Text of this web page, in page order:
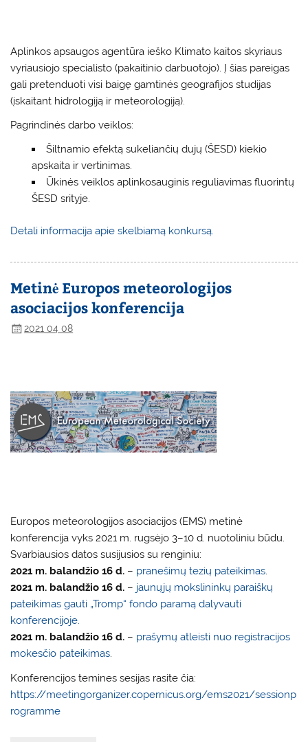
Aplinkos apsaugos agentūra ieško Klimato kaitos skyriaus
vyriausiojo specialisto (pakaitinio darbuotojo). Į šias pareigas
gali pretenduoti visi baigę gamtinės geografijos studijas
(įskaitant hidrologiją ir meteorologiją).
Pagrindinės darbo veiklos:
Šiltnamio efektą sukeliančių dujų (ŠESD) kiekio
apskaita ir vertinimas.
Ūkinės veiklos aplinkosauginis reguliavimas fluorintų
ŠESD srityje.
Detali informacija apie skelbiamą konkursą.
Metinė Europos meteorologijos
asociacijos konferencija
2021 04 08
Europos meteorologijos asociacijos (EMS) metinė
konferencija vyks 2021 m. rugsėjo 3–10 d. nuotoliniu būdu.
Svarbiausios datos susijusios su renginiu:
2021 m. balandžio 16 d. – pranešimų tezių pateikimas.
2021 m. balandžio 16 d. – jaunųjų mokslininkų paraiškų
pateikimas gauti „Tromp“ fondo paramą dalyvauti
konferencijoje.
2021 m. balandžio 16 d. – prašymų atleisti nuo registracijos
mokesčio pateikimas.
Konferencijos temines sesijas rasite čia:
https://meetingorganizer.copernicus.org/ems2021/sessionp
rogramme